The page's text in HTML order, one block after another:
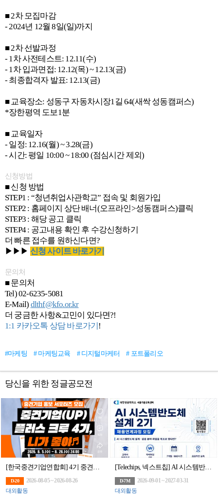
■ 2차 모집마감
- 2024년 12월 8일(일)까지
■ 2차 선발과정
- 1차 사전테스트: 12.11(수)
- 1차 입과면접: 12.12(목) ~ 12.13(금)
- 최종합격자 발표: 12.13(금)
■ 교육장소: 성동구 자동차시장1길 64(새싹 성동캠퍼스)
*장한평역 도보1분
■ 교육일자
- 일정: 12.16(월) ~ 3.28(금)
- 시간: 평일 10:00 ~ 18:00 (점심시간 제외)
신청방법
■ 신청 방법
STEP1 : “청년취업사관학교” 접속 및 회원가입
STEP2 : 홈페이지 상단 배너(오프라인>성동캠퍼스)클릭
STEP3 : 해당 공고 클릭
STEP4 : 공고내용 확인 후 수강신청하기
더 빠른 접수를 원하신다면?
▶▶▶ 신청 사이트 바로가기
문의처
■ 문의처
Tel) 02-6235-5081
E-Mail) dlthf@kfo.or.kr
더 궁금한 사항&고민이 있다면?!
1:1 카카오톡 상담 바로가기 !
#마케팅 # 마케팅교육 # 디지털마케터 # 포트폴리오
당신을 위한 정글공모전
[한국중견기업연합회] 4기 중견기업 홍보 서포터즈 ‘중견기업(UP) 플러스 크루’ 모집
D-20
2026-08-05 ~ 2026-08-26
대외활동
[Telechips, 넥스트칩] AI 시스템반도체 설계(2기)(구 하만 세미콘아카데미, 팹리스협회회원사 채용연계과정)
D-7M
2026-09-01 ~ 2027-03-31
대외활동